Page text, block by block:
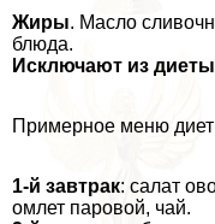
Жиры. Масло
блюда.
Исключают из диеты
Примерное меню
1-й завтpaк: салат
омлет паровой, чай.